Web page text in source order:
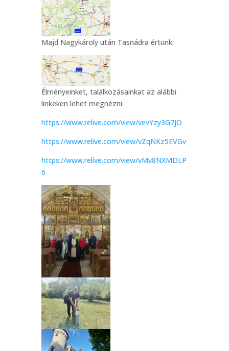
Majd Nagykároly után Tasnádra értünk:
Élményeinket, találkozásainkat az alábbi
linkeken lehet megnézni:
https://www.relive.com/view/vevYzy3G7JO
https://www.relive.com/view/vZqNKz5EVGv
https://www.relive.com/view/vMv8NXMDLP
6